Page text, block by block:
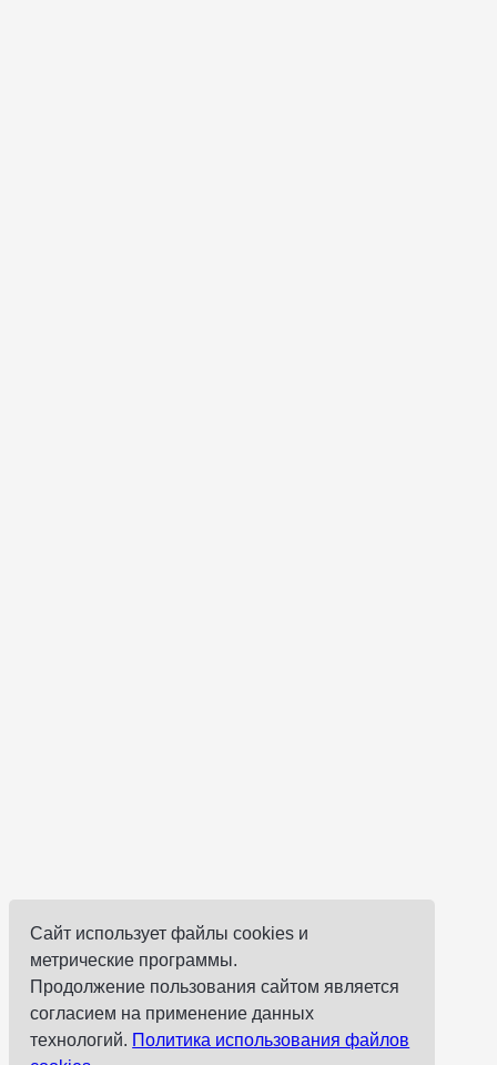
Сайт использует файлы cookies и
метрические программы.
Продолжение пользования сайтом является
согласием на применение данных
технологий. Политика использования файлов